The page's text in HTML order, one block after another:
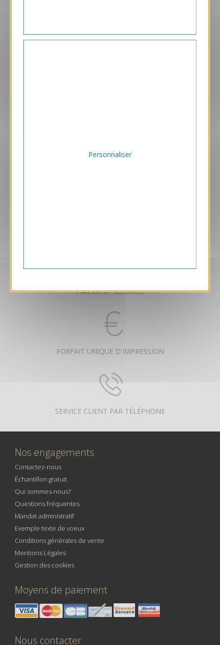
Personnaliser
VJK730
PAIEMENT SÉCURISÉ
FORFAIT UNIQUE D'IMPRESSION
SERVICE CLIENT PAR TÉLÉPHONE
Nos engagements
Contactez-nous
Échantillon gratuit
Qui sommes-nous?
Questions fréquentes
Mandat administratif
Exemple texte de voeux
Conditions générales de vente
Mentions Légales
Gestion des cookies
Moyens de paiement
Nous contacter